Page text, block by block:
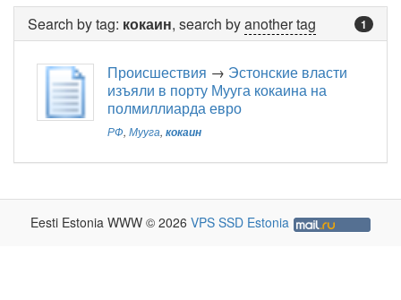
1
Search by tag: кокаин, search byanother tag
Происшествия → Эстонские власти
изъяли в порту Мууга кокаина на
полмиллиарда евро
РФ, Мууга, кокаин
Eesti Estonia WWW © 2026 VPS SSD Estonia